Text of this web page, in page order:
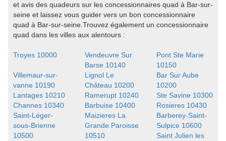
et avis des quadeurs sur les concessionnaires quad à Bar-sur-
seine et laissez vous guider vers un bon concessionnaire
quad à Bar-sur-seine.Trouvez également un concessionnaire
quad dans les villes aux alentours :
Troyes 10000
Vendeuvre Sur
Barse 10140
Pont Ste Marie
10150
Villemaur-sur-
vanne 10190
Lignol Le
Château 10200
Bar Sur Aube
10200
Lantages 10210
Ramerupt 10240
Ste Savine 10300
Channes 10340
Barbuise 10400
Rosieres 10430
Saint-Léger-
sous-Brienne
10500
Maizieres La
Grande Paroisse
10510
Barberey-Saint-
Sulpice 10600
Saint Julien les